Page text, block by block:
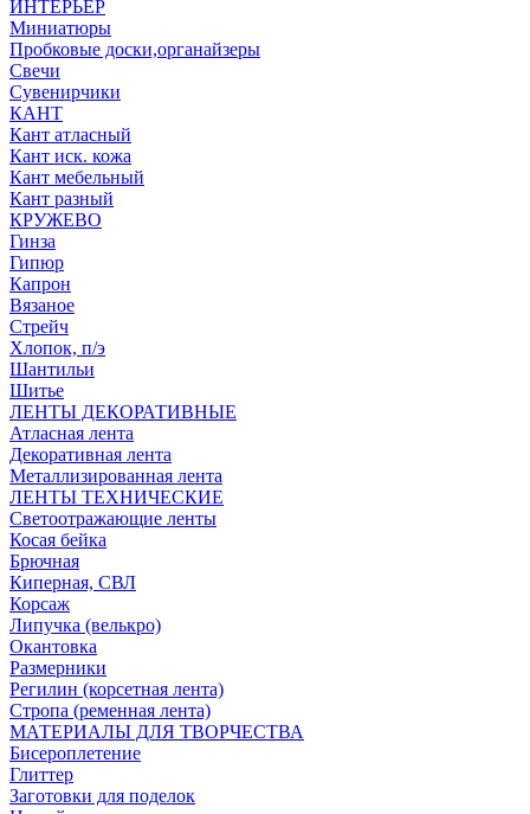
ИНТЕРЬЕР
Миниатюры
Пробковые доски,органайзеры
Свечи
Сувенирчики
КАНТ
Кант атласный
Кант иск. кожа
Кант мебельный
Кант разный
КРУЖЕВО
Гинза
Гипюр
Капрон
Вязаное
Стрейч
Хлопок, п/э
Шантильи
Шитье
ЛЕНТЫ ДЕКОРАТИВНЫЕ
Атласная лента
Декоративная лента
Металлизированная лента
ЛЕНТЫ ТЕХНИЧЕСКИЕ
Светоотражающие ленты
Косая бейка
Брючная
Киперная, СВЛ
Корсаж
Липучка (велькро)
Окантовка
Размерники
Регилин (корсетная лента)
Стропа (ременная лента)
МАТЕРИАЛЫ ДЛЯ ТВОРЧЕСТВА
Бисероплетение
Глиттер
Заготовки для поделок